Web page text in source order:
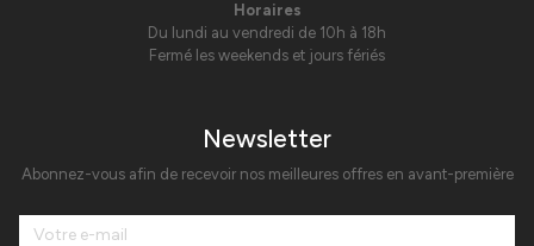
Horaires
Du lundi au vendredi de 10h à 18h
Fermé les weekends et jours fériés
Newsletter
Abonnez-vous afin de recevoir nos meilleures offres en avant-première